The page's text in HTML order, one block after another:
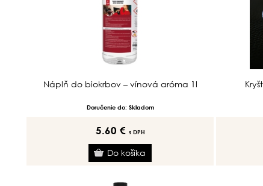
Náplň do biokrbov – vínová aróma 1l
Doručenie do: Skladom
5.60 € s DPH